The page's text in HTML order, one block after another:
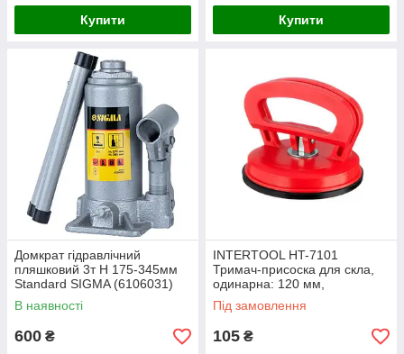
Купити Купити
Домкрат гідравлічний
пляшковий 3т H 175-345мм
Standard SIGMA (6106031)
В наявності
600 ₴
INTERTOOL HT-7101
Тримач-присоска для скла,
одинарна: 120 мм,
максимальне навантаження:
40 кг
Під замовлення
105 ₴